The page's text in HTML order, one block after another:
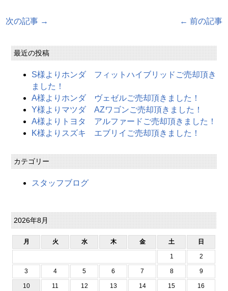
次の記事 → ← 前の記事
最近の投稿
S様よりホンダ フィットハイブリッドご売却頂き
ました！
A様よりホンダ ヴェゼルご売却頂きました！
Y様よりマツダ AZワゴンご売却頂きました！
A様よりトヨタ アルファードご売却頂きました！
K様よりスズキ エブリイご売却頂きました！
カテゴリー
スタッフブログ
2026年8月
月 火 水 木 金 土 日
1 2
3 4 5 6 7 8 9
10 11 12 13 14 15 16